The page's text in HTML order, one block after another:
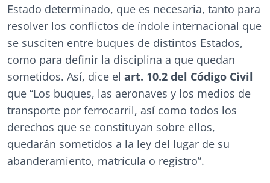
Estado determinado, que es necesaria, tanto para
resolver los conflictos de índole internacional que
se susciten entre buques de distintos Estados,
como para definir la disciplina a que quedan
sometidos. Así, dice el art. 10.2 del Código Civil
que “Los buques, las aeronaves y los medios de
transporte por ferrocarril, así como todos los
derechos que se constituyan sobre ellos,
quedarán sometidos a la ley del lugar de su
abanderamiento, matrícula o registro”.